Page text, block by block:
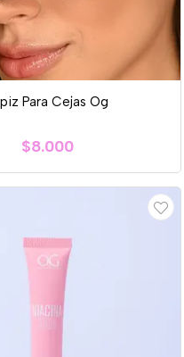
Para Cejas Og
$8.000